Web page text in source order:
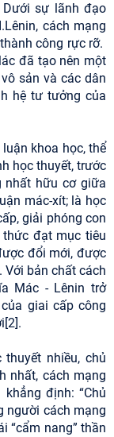
sự lãnh đạo
cách mạng
công rực rỡ.
đã tạo nên một
sản và các dân
hệ tư tưởng của
khoa học, thể
học thuyết, trước
nhất hữu cơ giữa
mác-xít; là học
giải phóng con
đạt mục tiêu
đổi mới, được
Với bản chất cách
Mác - Lênin trở
giai cấp công
thuyết nhiều, chủ
nhất, cách mạng
định: “Chủ
người cách mạng
“cẩm nang” thần